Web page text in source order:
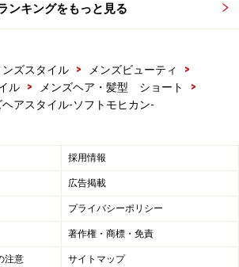
ンキングをもっと見る
ンズスタイル > メンズビューティ
>
ル
> メンズヘア・髪型 ショート
>
ヘアスタイル-ソフトモヒカン-
採用情報
広告掲載
プライバシーポリシー
著作権・商標・免責
注意 サイトマップ